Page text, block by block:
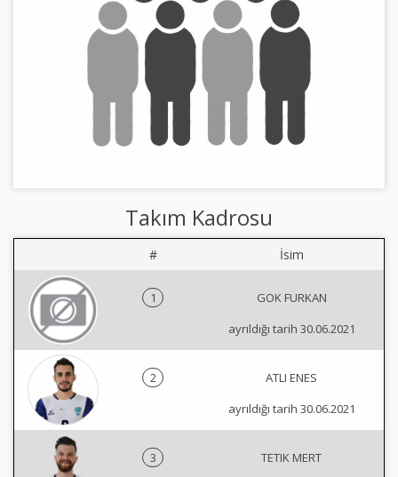
Takım Kadrosu
# İsim
1
GOK FURKAN
ayrıldığı tarih 30.06.2021
2
ATLI ENES
ayrıldığı tarih 30.06.2021
3
TETIK MERT